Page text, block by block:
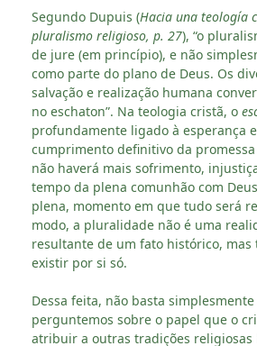
Segundo Dupuis (Hacia una teología
pluralismo religioso, p. 27), “o
de jure (em princípio), e não
como parte do plano de Deus. Os
salvação e realização humana
no eschaton”. Na teologia cristã, o
profundamente ligado à esperança
cumprimento definitivo da
não haverá mais sofrimento,
tempo da plena comunhão com
plena, momento em que tudo será
modo, a pluralidade não é uma
resultante de um fato histórico, mas
existir por si só.
Dessa feita, não basta
perguntemos sobre o papel que o
atribuir a outras tradições religiosas